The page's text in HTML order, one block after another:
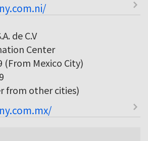
de C.V
Center
(From Mexico City)
from other cities)